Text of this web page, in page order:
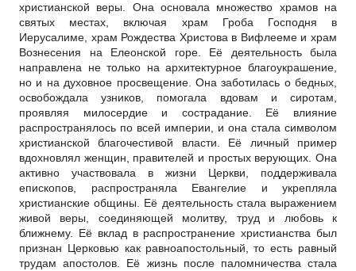
христианской веры. Она основала множество храмов на
святых местах, включая храм Гроба Господня в
Иерусалиме, храм Рождества Христова в Вифлееме и храм
Вознесения на Елеонской горе. Её деятельность была
направлена не только на архитектурное благоукрашение,
но и на духовное просвещение. Она заботилась о бедных,
освобождала узников, помогала вдовам и сиротам,
проявляя милосердие и сострадание. Её влияние
распространялось по всей империи, и она стала символом
христианской благочестивой власти. Её личный пример
вдохновлял женщин, правителей и простых верующих. Она
активно участвовала в жизни Церкви, поддерживала
епископов, распространяла Евангелие и укрепляла
христианские общины. Её деятельность стала выражением
живой веры, соединяющей молитву, труд и любовь к
ближнему. Её вклад в распространение христианства был
признан Церковью как равноапостольный, то есть равный
трудам апостолов. Её жизнь после паломничества стала